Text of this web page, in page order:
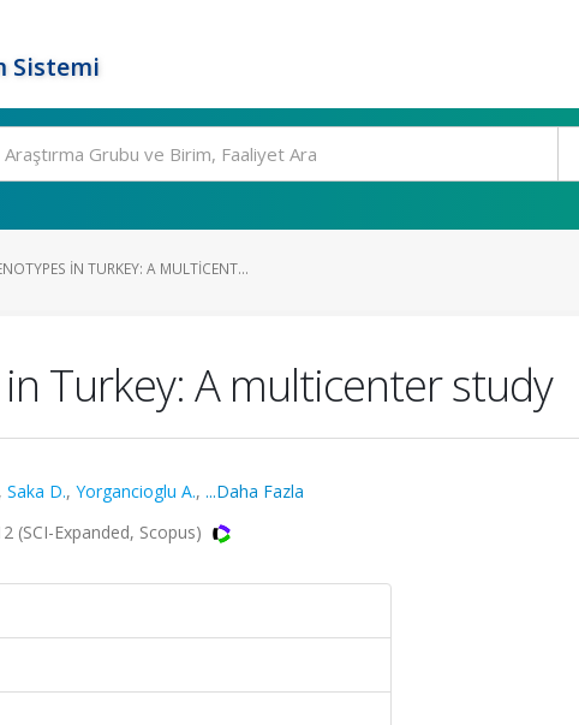
Sistemi
IN TURKEY: A MULTICENT...
Turkey: A multicenter study
, Saka D., Yorgancioglu A., ...Daha Fazla
(SCI-Expanded, Scopus)